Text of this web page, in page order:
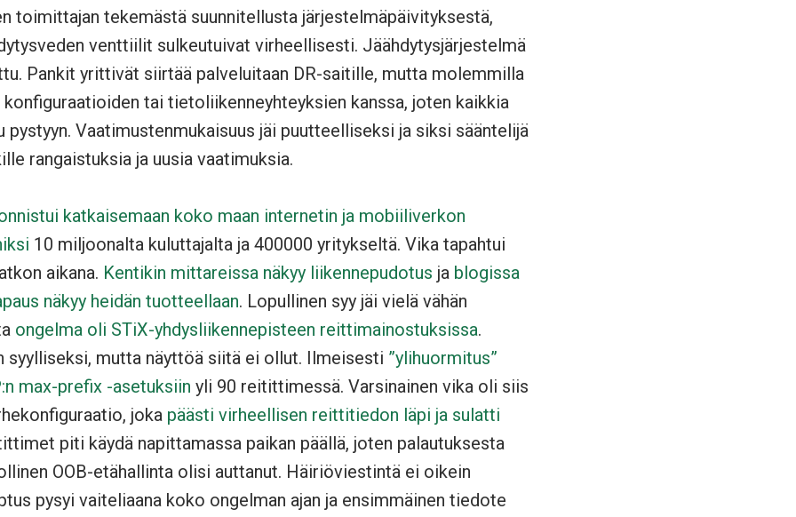
toimittajan tekemästä suunnitellusta järjestelmäpäivityksestä,
venttiilit sulkeutuivat virheellisesti. Jäähdytysjärjestelmä
Pankit yrittivät siirtää palveluitaan DR-saitille, mutta molemmilla
tai tietoliikenneyhteyksien kanssa, joten kaikkia
pystyyn. Vaatimustenmukaisuus jäi puutteelliseksi ja siksi sääntelijä
rangaistuksia ja uusia vaatimuksia.
katkaisemaan koko maan internetin ja mobiiliverkon
10 miljoonalta kuluttajalta ja 400000 yritykseltä. Vika tapahtui
aikana. Kentikin mittareissa näkyy liikennepudotus ja blogissa
näkyy heidän tuotteellaan. Lopullinen syy jäi vielä vähän
ongelma oli STiX-yhdysliikennepisteen reittimainostuksissa.
syylliseksi, mutta näyttöä siitä ei ollut. Ilmeisesti ”ylihuormitus”
max-prefix -asetuksiin yli 90 reitittimessä. Varsinainen vika oli siis
joka päästi virheellisen reittitiedon läpi ja sulatti
piti käydä napittamassa paikan päällä, joten palautuksesta
OOB-etähallinta olisi auttanut. Häiriöviestintä ei oikein
pysyi vaiteliaana koko ongelman ajan ja ensimmäinen tiedote